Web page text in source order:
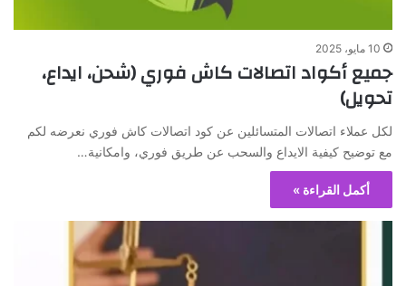
10 مايو، 2025
جميع أكواد اتصالات كاش فوري (شحن، ايداع،
تحويل)
لكل عملاء اتصالات المتسائلين عن كود اتصالات كاش فوري نعرضه لكم
مع توضيح كيفية الايداع والسحب عن طريق فوري، وامكانية…
أكمل القراءة »